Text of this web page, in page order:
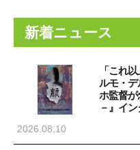
新着ニュース
「これ
ルモ・
ホ監督が
－』イ
2026.08.10